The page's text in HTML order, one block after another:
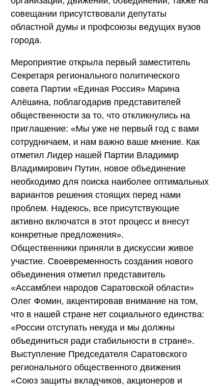
совещании присутствовали депутаты
областной думы и профсоюзы ведущих вузов
города.
Мероприятие открыла первый заместитель
Секретаря регионального политического
совета Партии «Единая Россия» Марина
Алёшина, поблагодарив представителей
общественности за то, что откликнулись на
приглашение: «Мы уже не первый год с вами
сотрудничаем, и нам важно ваше мнение. Как
отметил Лидер нашей Партии Владимир
Владимирович Путин, новое объединение
необходимо для поиска наиболее оптимальных
вариантов решения стоящих перед нами
проблем. Надеюсь, все присутствующие
активно включатся в этот процесс и внесут
конкретные предложения».
Общественники приняли в дискуссии живое
участие. Своевременность создания нового
объединения отметил представитель
«Ассамблеи народов Саратовской области»
Олег Фомин, акцентировав внимание на том,
что в нашей стране нет социального единства:
«России отступать некуда и мы должны
объединиться ради стабильности в стране».
Выступление Председателя Саратовского
регионального общественного движения
«Союз защиты вкладчиков, акционеров и